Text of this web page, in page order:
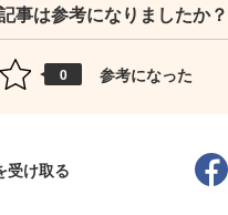
事は参考になりましたか？
0 参考になった
受け取る